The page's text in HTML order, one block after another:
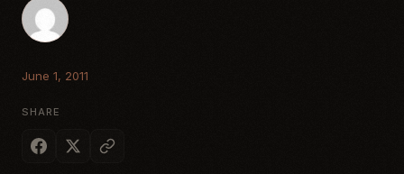
June 1, 2011
SHARE